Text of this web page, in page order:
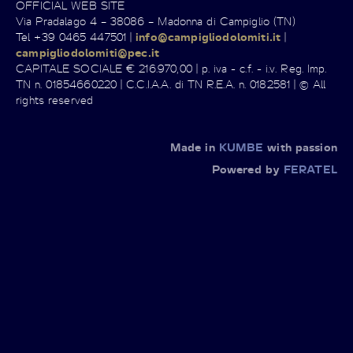
OFFICIAL WEB SITE
Via Pradalago 4 – 38086 – Madonna di Campiglio (TN)
Tel +39 0465 447501 |info@campigliodolomiti.it |
campigliodolomiti@pec.it
CAPITALE SOCIALE € 216.970,00 | p. iva - c.f. - i.v. Reg. Imp.
TN n. 01854660220 | C.C.I.A.A. di TN R.E.A. n. 0182581 | © All
rights reserved
Made in KUMBE with passion
Powered by FERATEL